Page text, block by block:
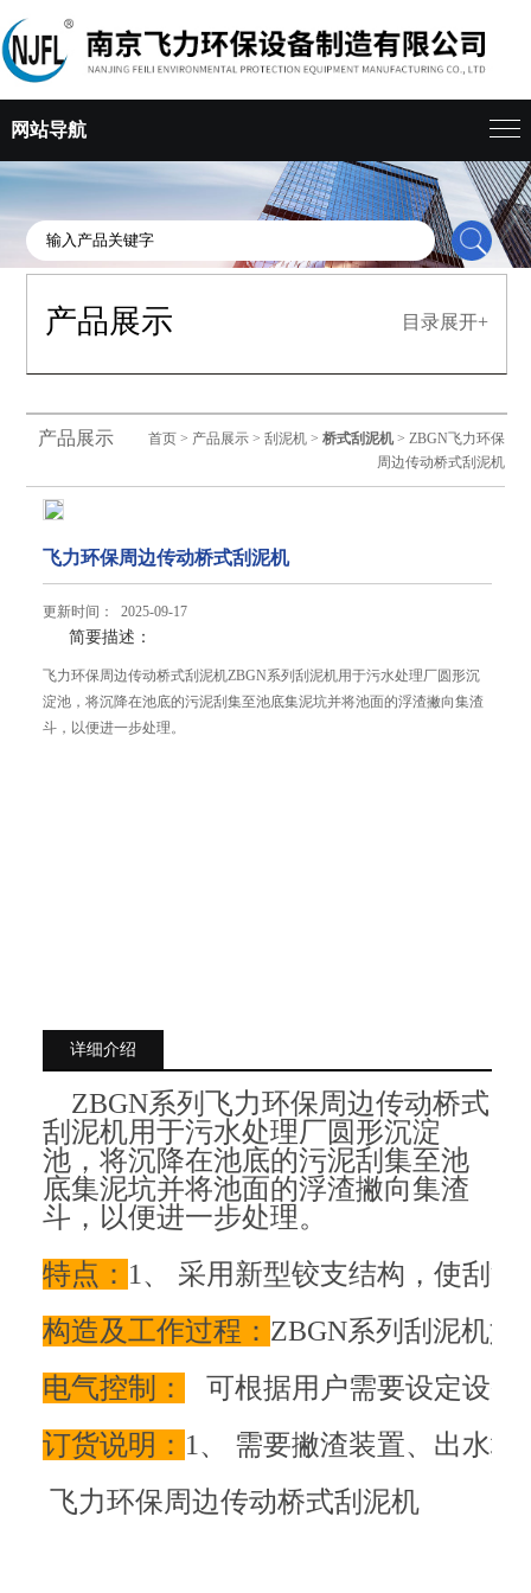
网站导航
产品展示 目录展开+
产品展示 首页> 产品展示> 刮泥机> 桥式刮泥机> ZBGN飞力环保
周边传动桥式刮泥机
飞力环保周边传动桥式刮泥机
更新时间： 2025-09-17
简要描述：
飞力环保周边传动桥式刮泥机ZBGN系列刮泥机用于污水处理厂圆形沉
淀池，将沉降在池底的污泥刮集至池底集泥坑并将池面的浮渣撇向集渣
斗，以便进一步处理。
详细介绍
ZBGN系列 飞力环保周边传动桥式
刮泥机用于污水处理厂圆形沉淀
池，将沉降在池底的污泥刮集至池
底集泥坑并将池面的浮渣撇向集渣
斗，以便进一步处理。
特点： 1、 采用新型铰支结构，使刮
构造及工作过程： ZBGN系列刮泥机
电气控制：
可根据用户需要设定设备
订货说明： 1、 需要撇渣装置、出水
飞力环保周边传动桥式刮泥机